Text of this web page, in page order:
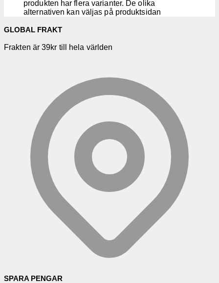
produkten har flera varianter. De olika
alternativen kan väljas på produktsidan
GLOBAL FRAKT
Frakten är 39kr till hela världen
SPARA PENGAR